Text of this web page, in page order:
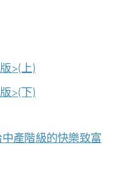
>(上)
>(下)
中產階級的快樂致富